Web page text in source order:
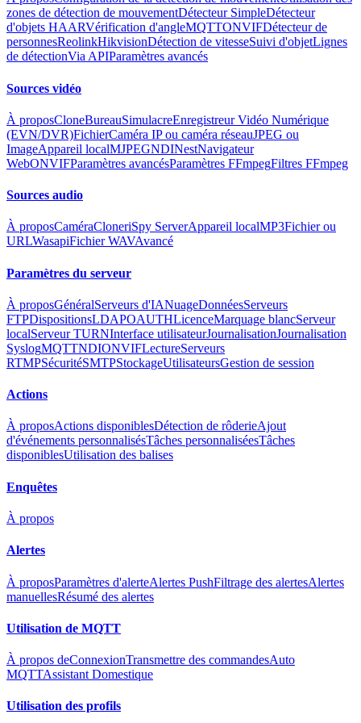
zones de détection de mouvementDétecteur SimpleDétecteur
d'objets HAARVérification d'angleMQTTONVIFDétecteur de
personnesReolinkHikvisionDétection de vitesseSuivi d'objetLignes
de détectionVia APIParamètres avancés
Sources vidéo
À proposCloneBureauSimulacreEnregistreur Vidéo Numérique
(EVN/DVR)FichierCaméra IP ou caméra réseauJPEG ou
ImageAppareil localMJPEGNDINestNavigateur
WebONVIFParamètres avancésParamètres FFmpegFiltres FFmpeg
Sources audio
À proposCaméraCloneriSpy ServerAppareil localMP3Fichier ou
URLWasapiFichier WAVAvancé
Paramètres du serveur
À proposGénéralServeurs d'IANuageDonnéesServeurs
FTPDispositionsLDAPOAUTHLicenceMarquage blancServeur
localServeur TURNInterface utilisateurJournalisationJournalisation
SyslogMQTTNDIONVIFLectureServeurs
RTMPSécuritéSMTPStockageUtilisateursGestion de session
Actions
À proposActions disponiblesDétection de rôderieAjout
d'événements personnalisésTâches personnaliséesTâches
disponiblesUtilisation des balises
Enquêtes
À propos
Alertes
À proposParamètres d'alerteAlertes PushFiltrage des alertesAlertes
manuellesRésumé des alertes
Utilisation de MQTT
À propos deConnexionTransmettre des commandesAuto
MQTTAssistant Domestique
Utilisation des profils